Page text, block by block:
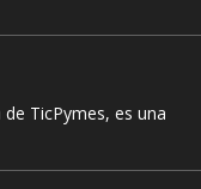
TicPymes, es una